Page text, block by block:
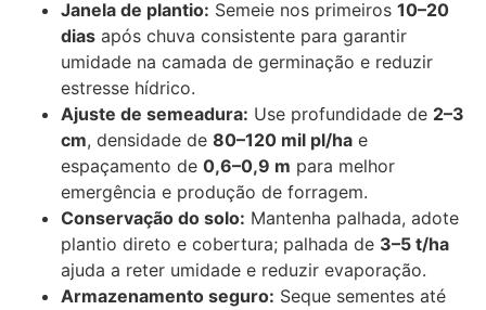
Janela de plantio: Semeie nos primeiros 10–20
dias após chuva consistente para garantir
umidade na camada de germinação e reduzir
estresse hídrico.
Ajuste de semeadura: Use profundidade de 2–3
cm, densidade de 80–120 mil pl/ha e
espaçamento de 0,6–0,9 m para melhor
emergência e produção de forragem.
Conservação do solo: Mantenha palhada, adote
plantio direto e cobertura; palhada de 3–5 t/ha
ajuda a reter umidade e reduzir evaporação.
Armazenamento seguro: Seque sementes até